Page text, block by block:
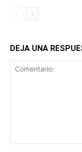
DEJA UNA